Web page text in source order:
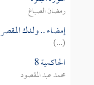
رمضان الصباغ
إمضاء .. ولدك المقصر
(...)
الحاكمية 8
محمد عبد المقصود